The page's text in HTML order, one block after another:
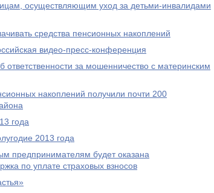
осуществляющим уход за детьми-инвалидами
средства пенсионных накоплений
видео-пресс-конференция
за мошенничество с материнским
накоплений получили почти 200
года
2013 года
предпринимателям будет оказана
по уплате страховых взносов